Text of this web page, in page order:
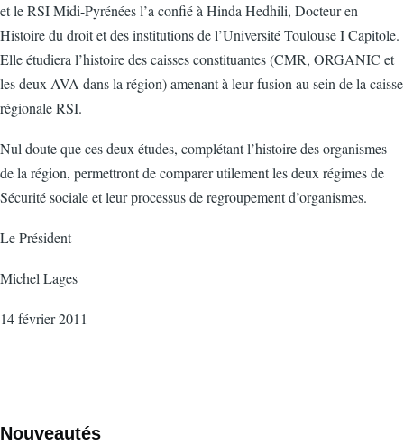
et le RSI Midi-Pyrénées l’a confié à Hinda Hedhili, Docteur en
Histoire du droit et des institutions de l’Université Toulouse I Capitole.
Elle étudiera l’histoire des caisses constituantes (CMR, ORGANIC et
les deux AVA dans la région) amenant à leur fusion au sein de la caisse
régionale RSI.
Nul doute que ces deux études, complétant l’histoire des organismes
de la région, permettront de comparer utilement les deux régimes de
Sécurité sociale et leur processus de regroupement d’organismes.
Le Président
Michel Lages
14 février 2011
Nouveautés